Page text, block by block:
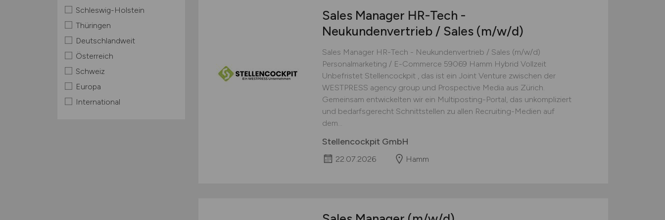
Schleswig-Holstein
Thüringen
Deutschlandweit
Österreich
Schweiz
Europa
International
Sales Manager HR-Tech -
Neukundenvertrieb / Sales (m/w/d)
Sales Manager HR-Tech - Neukundenvertrieb / Sales (m/w/d)
Personalmarketing / E-Commerce 59069 Hamm Hybrid Vollzeit
Unbefristet Stellencockpit , das ist ein Joint Venture zwischen der
WESTPRESS agency group und Prospective Media aus Zürich.
Gemeinsam entwickelten wir ein Multiposting-Portal, das unkompliziert
und bedarfsgerecht Schnittstellen zu allen Recruiting-Medien auf
dem...
Stellencockpit GmbH
22.07.2026 Hamm